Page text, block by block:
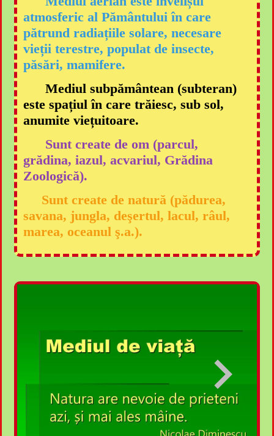
atmosferic al Pământului în care
pătrund radiațiile solare, necesare
vieții terestre, populat de insecte,
păsări, mamifere.
Mediul subpământean (subteran)
este spațiul în care trăiesc, sub sol,
anumite viețuitoare.
Sunt create de om (parcul,
grădina, iazul, acvariul, Grădina
Zoologică).
Sunt create de natură (pădurea,
savana, jungla, deşertul, lacul, râul,
marea, oceanul ş.a.).